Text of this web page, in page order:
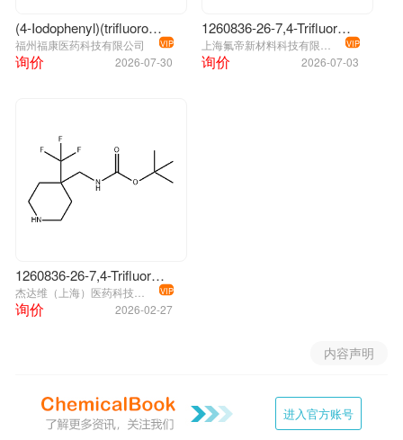
(4-Iodophenyl)(trifluoromethyl)sulfane
福州福康医药科技有限公司 VIP
2026-07-30
询价
1260836-26-7,4-Trifluoromethyl-4-Boc-aminomethylpiperidine
VIP
2026-07-03
询价
1260836-26-7,4-Trifluoromethyl-4-Boc-aminomethylpiperidine
VIP
2026-02-27
询价
内容声明
进入官方账号